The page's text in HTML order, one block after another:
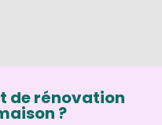
de rénovation
?